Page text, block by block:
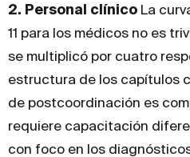
2. Personal clínico La
11 para los médicos no es
se multiplicó por cuatro
estructura de los capítulos
de postcoordinación es
requiere capacitación
con foco en los